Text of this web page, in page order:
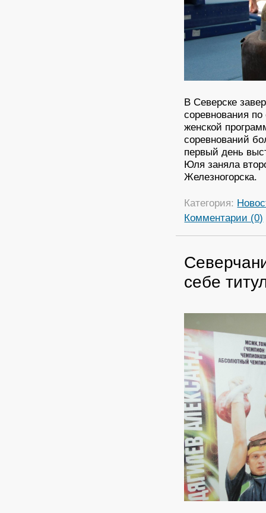
В Северске
соревнования
женской
соревнований
первый день
Юля заняла
Железногорска.
Категория:
Комментарии (0)
себе